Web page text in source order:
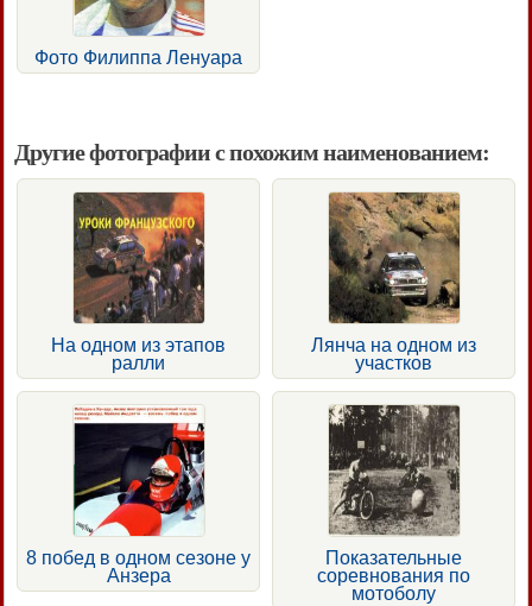
Фото Филиппа Ленуара
Другие фотографии с похожим наименованием:
На одном из этапов
ралли
Лянча на одном из
участков
8 побед в одном сезоне у
Анзера
Показательные
соревнования по
мотоболу